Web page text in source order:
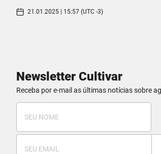
21.01.2025 | 15:57 (UTC -3)
Newsletter Cultivar
Receba por e-mail as últimas notícias sobre